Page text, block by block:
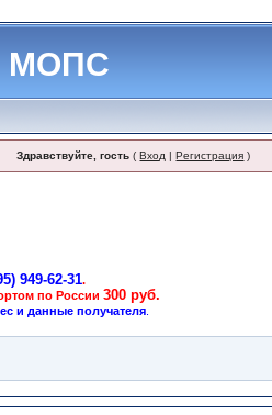
МОПС
Здравствуйте, гость (Вход |Регистрация )
949-62-31.
по России300 руб.
и данные получателя